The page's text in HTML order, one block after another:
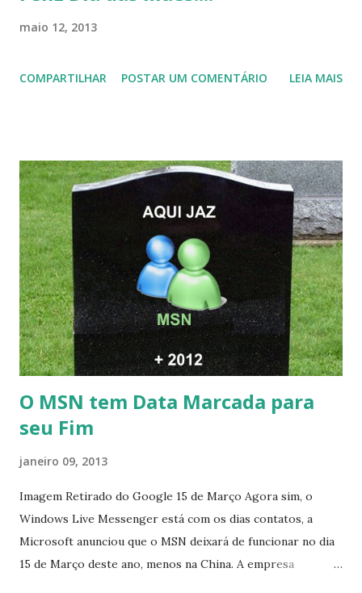
maio 12, 2013
COMPARTILHAR POSTAR UM COMENTÁRIO LEIA MAIS
O MSN tem Data Marcada para
seu Fim
janeiro 09, 2013
Imagem Retirado do Google 15 de Março Agora sim, o
Windows Live Messenger está com os dias contatos, a
Microsoft anunciou que o MSN deixará de funcionar no dia
15 de Março deste ano, menos na China. A empresa